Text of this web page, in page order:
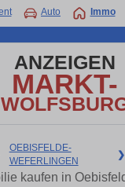
Auto Immo
ANZEIGEN
MARKT-
OEBISFELDE-
WEFERLINGEN
❯
kaufen in